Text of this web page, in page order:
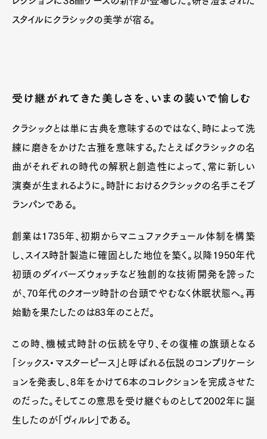
スタイルにクラシックの美学が宿る。
受け継がれてきた美しさを、いまの装いで愉しむ
クラシックとは単に古典を意味するのではなく、時によって洗
練に磨きをかけた古雅を意味する。たとえばクラシックの名
曲がそれぞれの時代の解釈と創造性によって、常に新しい
演奏が生まれるように。時計におけるクラシックの名手こそブ
ランパンである。
創業は1735年、初期からマニュファクチュール体制を構築
し、スイス時計製造に確固とした地位を築く。以降1950年代
初頭のダイバーズウォッチなど独創的な技術開発を誇った
が、70年代のクオーツ時計の台頭でやむなく休眠状態へ。再
始動を果たしたのは83年のことだ。
この時、機械式時計の伝統を守り、その復権の旗頭となる
「シックス・マスターピース」と呼ばれる伝説のコンプリケーシ
ョンを発表し、8年をかけて6本のコレクションを完成させた
のだった。そしてこの意思を受け継ぐものとして2002年に誕
生したのが「ヴィルレ」である。